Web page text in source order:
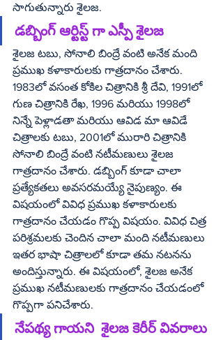
సాగుతున్నారు శైలజ.
డబ్బింగ్‌ ఆర్టిస్ట్‌ గా ఎస్పీ శైలజ
శైలజ టబు, సోనాలి బింద్రే వంటి అనేక మంది
ప్రముఖ కళాకారులకు గాత్రదానం చేశారు.
1983లో వసంత కోకిల చిత్రానికి శ్రీ దేవి, 1991లో
గుణ చిత్రానికి రేఖ, 1996 మరియు 1998లో
నిన్నే పెళ్లాడతా మరియు ఆవిడ మా ఆవిడే
చిత్రాలకు టబు, 2001లో మురారి చిత్రానికి
సోనాలి బింద్రే వంటి నటీమణులు శైలజ
గాత్రదానం చేశారు. డబ్బింగ్‌ కూడా చాలా
ప్రత్యేకతలు అవసరమయ్యే నైపుణ్యం. ఈ
విషయంలో వివిధ ప్రముఖ కళాకారులకు
గాత్రదానం చేయడం గొప్ప విషయం. వివిధ చిత్ర
పరిశ్రమలకు చెందిన చాలా మంది నటీమణులు
ఇతర భాషా చిత్రాలలో కూడా తమ నటనను
అందిస్తున్నారు. ఈ విషయంలో, శైలజ అనేక
ప్రముఖ నటీమణులకు గాత్రదానం చేయడంలో
గొప్పగా పనిచేశారు.
నేపథ్య గాయని  శైలజ కెరీర్‌ వివరాలు